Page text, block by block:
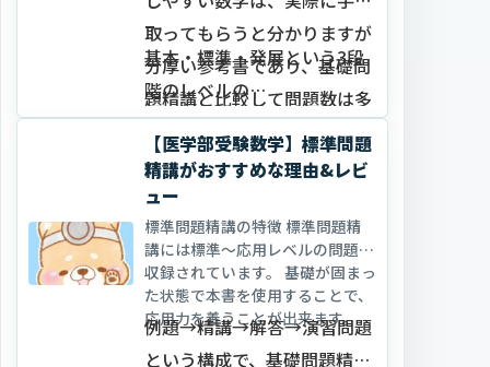
取ってもらうと分かりますが
分厚い参考書であり、基礎問
題精講と比較して問題数は多
くなっています。
基本・標準・発展という3段
階のレベルの…
【医学部受験数学】標準問題
精講がおすすめな理由&レビ
ュー
標準問題精講の特徴 標準問題精
講には標準～応用レベルの問題が
収録されています。 基礎が固まっ
た状態で本書を使用することで、
応用力を養うことが出来ます。
例題→精講→解答→演習問題
という構成で、基礎問題精講